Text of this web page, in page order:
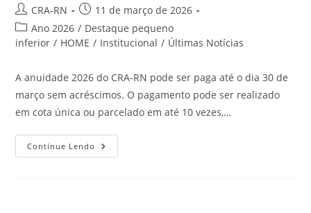
Autor
do
post:
CRA-RN
Post
publicado:
11 de março de 2026
Categoria
do
Ano 2026 / Destaque pequeno
inferior / HOME / Institucional / Últimas Notícias
A anuidade 2026 do CRA-RN pode ser paga até o dia 30 de
março sem acréscimos. O pagamento pode ser realizado
em cota única ou parcelado em até 10 vezes,…
Continue Lendo Atenção
Ao